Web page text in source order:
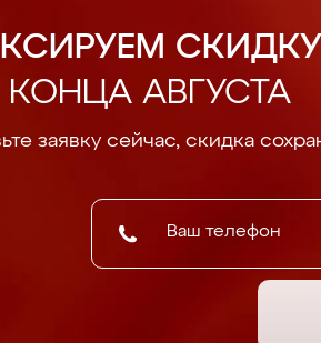
СКИДКУ
АВГУСТА
заявку сейчас, скидка